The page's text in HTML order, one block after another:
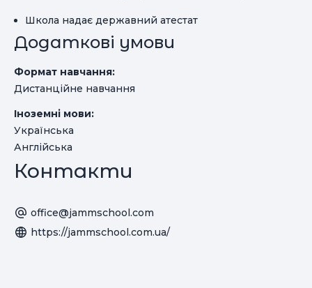
Школа надає державний атестат
Додаткові умови
Формат навчання:
Дистанційне навчання
Іноземні мови:
Українська
Англійська
Контакти
office@jammschool.com
https://jammschool.com.ua/